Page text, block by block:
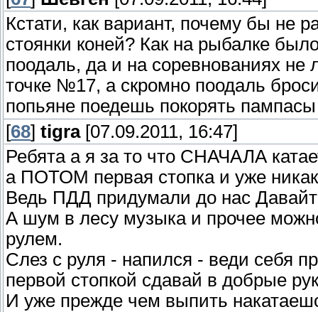
Кстати, как вариант, почему бы не
стоянки коней? Как на рыбалке
поодаль, да и на соревнованиях не
точке №17, а скромно поодаль
попьяне поедешь покорять пампасы
[68] tigra[07.09.2011, 16:47]
Ребята а я за то что СНАЧАЛА
а ПОТОМ первая стопка и уже
Ведь ПДД придумали до нас
А шум в лесу музыка и прочее
рулем.
Слез с руля - напился - веди себя
первой стопкой сдавай в добрые
И уже прежде чем выпить